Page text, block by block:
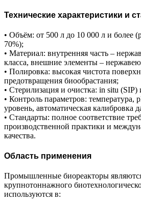
Технические характеристики и
• Объём: от 500 л до 10 000 л и более
70%);
• Материал: внутренняя часть –
класса, внешние элементы –
• Полировка: высокая чистота
предотвращения биообрастания;
• Стерилизация и очистка: in situ
• Контроль параметров: температура,
уровень, автоматическая калибровка
• Стандарты: полное соответствие
производственной практики и
качества.
Область применения
Промышленные биореакторы
крупнотоннажного
используются в: